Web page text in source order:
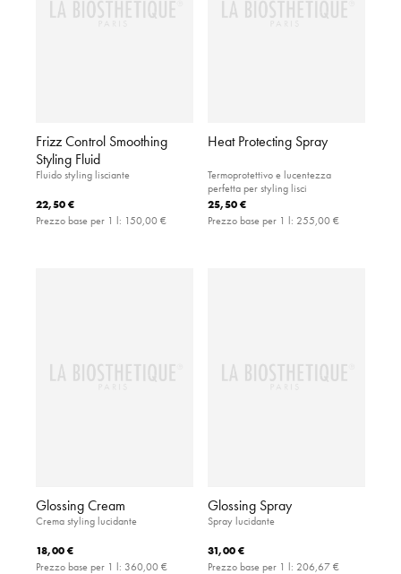
Frizz Control Smoothing
Styling Fluid
Fluido styling lisciante
22,50 €
Prezzo base per 1 l: 150,00 €
Heat Protecting Spray
Termoprotettivo e lucentezza
perfetta per styling lisci
25,50 €
Prezzo base per 1 l: 255,00 €
Glossing Cream
Crema styling lucidante
18,00 €
Prezzo base per 1 l: 360,00 €
Glossing Spray
Spray lucidante
31,00 €
Prezzo base per 1 l: 206,67 €